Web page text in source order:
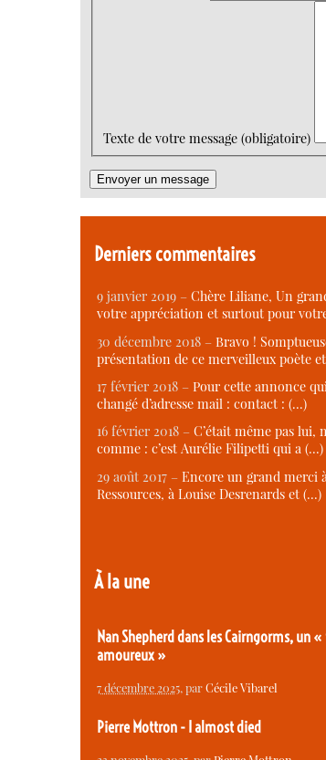
Texte de votre message (obligatoire)
Derniers commentaires
9 janvier 2019 – Chère Liliane, Un
votre appréciation et surtout pour
30 décembre 2018 – Bravo !
présentation de ce merveilleux poète
17 février 2018 – Pour cette annonce
changé d’adresse mail : contact : (…)
16 février 2018 – C’était même pas lui,
comme : c’est Aurélie Filipetti qui a (…)
29 août 2017 – Encore un grand merci
Ressources, à Louise Desrenards et (…)
À la une
Nan Shepherd dans les Cairngorms, un
amoureux »
7 décembre 2025, parCécile Vibarel
Pierre Mottron - I almost died